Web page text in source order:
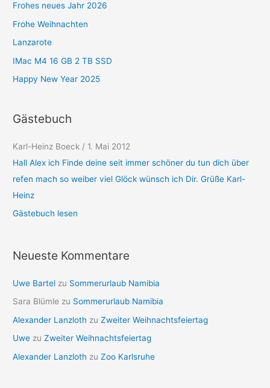
n
Frohes neues Jahr 2026
Frohe Weihnachten
Lanzarote
IMac M4 16 GB 2 TB SSD
Happy New Year 2025
Gästebuch
Karl-Heinz Boeck / 1. Mai 2012
Hall Alex ich Finde deine seit immer schöner du tun dich über
refen mach so weiber viel Glöck wünsch ich Dir. Grüße Karl-
Heinz
Gästebuch lesen
Neueste Kommentare
Uwe Bartel zu Sommerurlaub Namibia
Sara Blümle zu Sommerurlaub Namibia
Alexander Lanzloth zuZweiter Weihnachtsfeiertag
Uwe zuZweiter Weihnachtsfeiertag
Alexander Lanzloth zuZoo Karlsruhe